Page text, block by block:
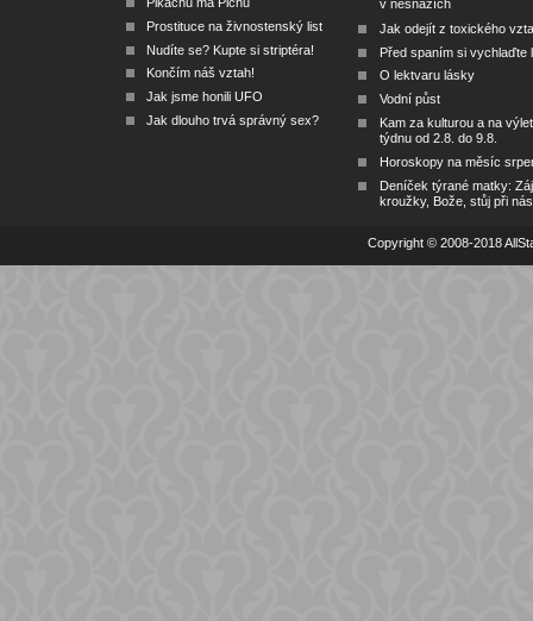
Prostituce na živnostenský list
Nudíte se? Kupte si striptéra!
Končím náš vztah!
Jak jsme honili UFO
Jak dlouho trvá správný sex?
v nesnázích
Jak odejít z toxického
Před spaním si vychlaďte
O lektvaru lásky
Vodní půst
Kam za kulturou a na
týdnu od 2.8. do 9.8.
Horoskopy na měsíc
Deníček týrané matky:
kroužky, Bože, stůj při nás
Copyright © 2008-2018